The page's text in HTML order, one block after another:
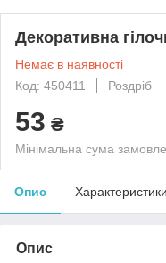
Декоративна
Немає в наявності
Код: 450411
Роздріб
53 ₴
Мінімальна сума
Опис Характеристики
Опис